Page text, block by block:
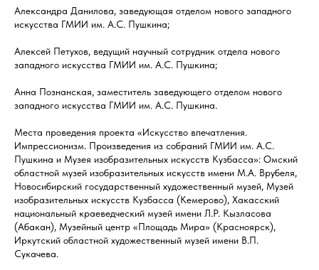
Александра Данилова, заведующая отделом нового западного
искусства ГМИИ им. А.С. Пушкина;
Алексей Петухов, ведущий научный сотрудник отдела нового
западного искусства ГМИИ им. А.С. Пушкина;
Анна Познанская, заместитель заведующего отделом нового
западного искусства ГМИИ им. А.С. Пушкина.
Места проведения проекта «Искусство впечатления.
Импрессионизм. Произведения из собраний ГМИИ им. А.С.
Пушкина и Музея изобразительных искусств Кузбасса»: Омский
областной музей изобразительных искусств имени М.А. Врубеля,
Новосибирский государственный художественный музей, Музей
изобразительных искусств Кузбасса (Кемерово), Хакасский
национальный краеведческий музей имени Л.Р. Кызласова
(Абакан), Музейный центр «Площадь Мира» (Красноярск),
Иркутский областной художественный музей имени В.П.
Сукачева.